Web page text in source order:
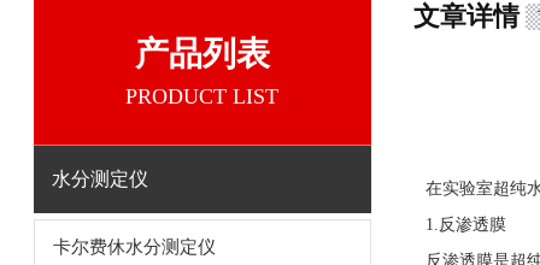
产品列表
PRODUCT LIST
水分测定仪
卡尔费休水分测定仪
文章详情
在实验室超纯
1.反渗透膜
反渗透膜是超